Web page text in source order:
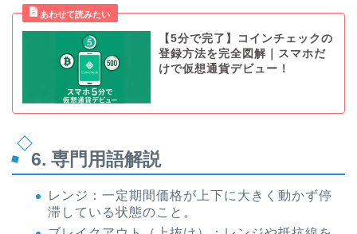
【5分で完了】コインチェックの
登録方法を完全図解｜スマホだ
けで仮想通貨デビュー！
6. 専門用語解説
レンジ：一定期間価格が上下に大きく動かず停
滞している状態のこと。